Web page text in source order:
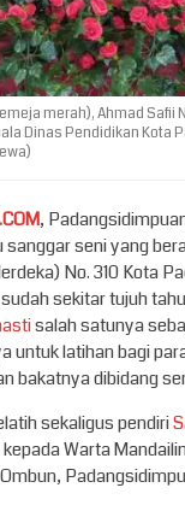
merah), Ahmad Safii
Dinas Pendidikan Kota
,
seni yang
No. 310 Kota
sekitar tujuh
salah satunya
untuk latihan bagi
bakatnya dibidang
sekaligus pendiri
Warta